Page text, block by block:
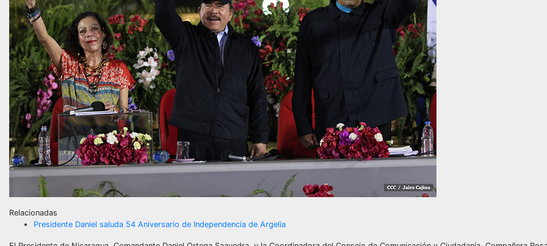
Relacionadas
Presidente Daniel saluda 54 Aniversario de Independencia de Argelia